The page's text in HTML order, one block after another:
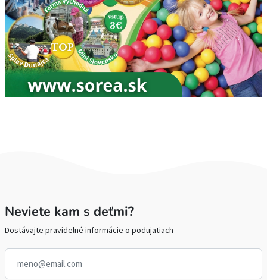
Neviete kam s deťmi?
Dostávajte pravidelné informácie o podujatiach